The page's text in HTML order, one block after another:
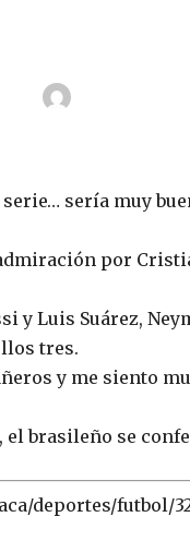
sería muy
por
y Luis Suárez,
tres.
y me siento
brasileño se
deportes/futbol/